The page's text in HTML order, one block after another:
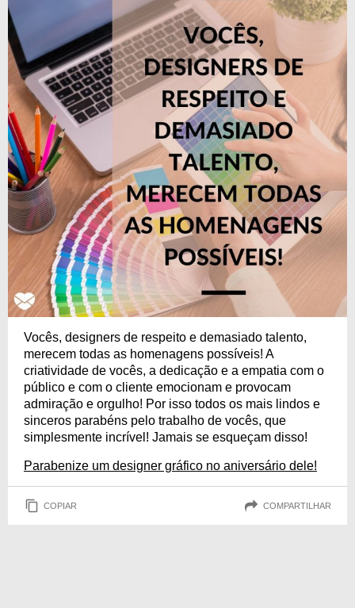
Vocês, designers de respeito e demasiado talento,
merecem todas as homenagens possíveis! A
criatividade de vocês, a dedicação e a empatia com o
público e com o cliente emocionam e provocam
admiração e orgulho! Por isso todos os mais lindos e
sinceros parabéns pelo trabalho de vocês, que
simplesmente incrível! Jamais se esqueçam disso!
Parabenize um designer gráfico no aniversário dele!
COPIAR COMPARTILHAR